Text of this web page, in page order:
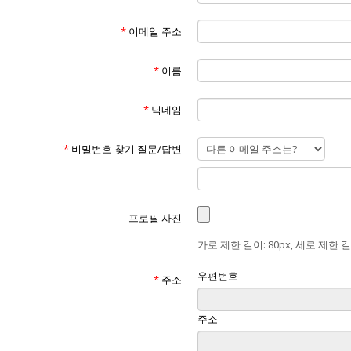
* 이메일 주소
* 이름
* 닉네임
* 비밀번호 찾기 질문/답변
프로필 사진
가로 제한 길이: 80px, 세로 제한
* 주소 우편번호
주소